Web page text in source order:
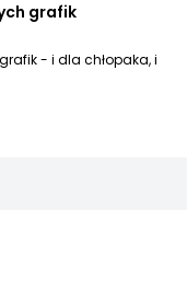
grafik
- i dla chłopaka, i